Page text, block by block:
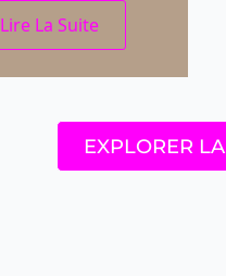
Lire La Suite
EXPLORER